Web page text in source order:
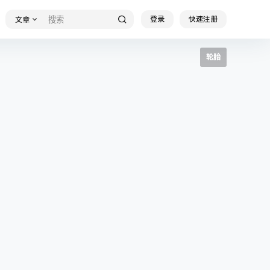
文章 登录 快速注册
轮胎